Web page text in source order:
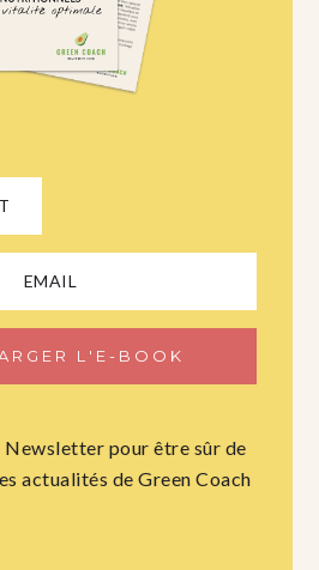
Newsletter pour être sûr de
actualités de Green Coach